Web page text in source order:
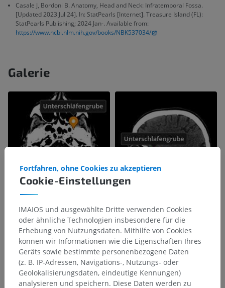
Casale J, Bordoni B. Anatomy, Head and Neck: Infratemporal Fossa.
[Updated 2023 Jul 24]. In: StatPearls [Internet]. Treasure Island (FL):
StatPearls Publishing; 2024 Jan-. Available from:
https://www.ncbi.nlm.nih.gov/books/NBK537034/
Galerie
Cookie-Einstellungen
Fortfahren, ohne Cookies zu akzeptieren
IMAIOS und ausgewählte Dritte verwenden Cookies
oder ähnliche Technologien insbesondere für die
Erhebung von Nutzungsdaten. Mithilfe von Cookies
können wir Informationen wie die Eigenschaften Ihres
Geräts sowie bestimmte personenbezogene Daten
(z. B. IP-Adressen, Navigations-, Nutzungs- oder
Geolokalisierungsdaten, eindeutige Kennungen)
analysieren und speichern. Diese Daten werden zu